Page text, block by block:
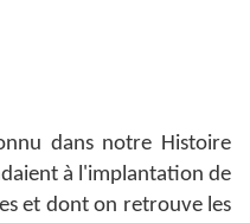
dans notre Histoire
à l'implantation de
et dont on retrouve les